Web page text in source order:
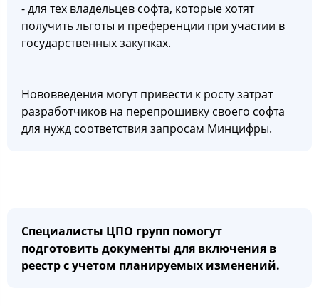
- для тех владельцев софта, которые хотят
получить льготы и преференции при участии в
государственных закупках.
Нововведения могут привести к росту затрат
разработчиков на перепрошивку своего софта
для нужд соответствия запросам Минцифры.
Специалисты ЦПО групп помогут
подготовить документы для включения в
реестр с учетом планируемых изменений.